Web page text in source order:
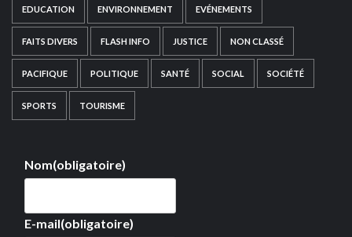
EDUCATION ENVIRONNEMENT EVÉNEMENTS
FAITS DIVERS FLASH INFO JUSTICE NON CLASSÉ
PACIFIQUE POLITIQUE SANTÉ SOCIAL SOCIÉTÉ
SPORTS TOURISME
Nom(obligatoire)
E-mail(obligatoire)